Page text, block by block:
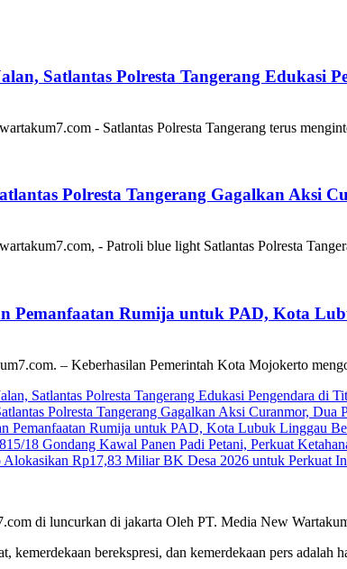
Satlantas Polresta Tangerang Edukasi
- Satlantas Polresta Tangerang terus
Polresta Tangerang Gagalkan Aksi
- Patroli blue light Satlantas Polresta
Pemanfaatan Rumija untuk PAD, Kota
– Keberhasilan Pemerintah Kota Mojokerto
Satlantas Polresta Tangerang Edukasi Pengendara di
Polresta Tangerang Gagalkan Aksi Curanmor, Dua
Pemanfaatan Rumija untuk PAD, Kota Lubuk Linggau
18 Gondang Kawal Panen Padi Petani, Perkuat
Rp17,83 Miliar BK Desa 2026 untuk Perkuat
di luncurkan di jakarta Oleh PT. Media New
kemerdekaan berekspresi, dan kemerdekaan pers